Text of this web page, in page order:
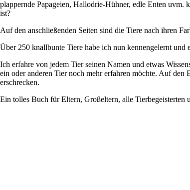
plappernde Papageien, Hallodrie-Hühner, edle Enten uvm.
ist?
Auf den anschließenden Seiten sind die Tiere nach ihren
Über 250 knallbunte Tiere habe ich nun kennengelernt
Ich erfahre von jedem Tier seinen Namen und etwas
ein oder anderen Tier noch mehr erfahren möchte. Auf
erschrecken.
Ein tolles Buch für Eltern, Großeltern, alle Tierbegeisterten